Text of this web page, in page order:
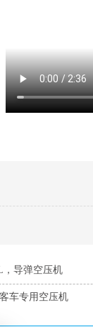
，导弹空压机
车专用空压机